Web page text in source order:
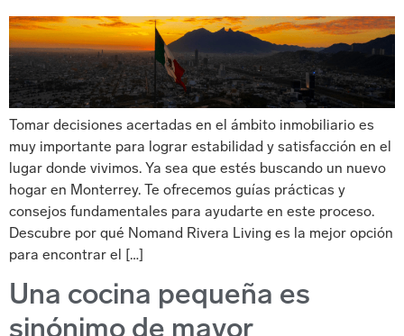
Tomar decisiones acertadas en el ámbito inmobiliario es
muy importante para lograr estabilidad y satisfacción en el
lugar donde vivimos. Ya sea que estés buscando un nuevo
hogar en Monterrey. Te ofrecemos guías prácticas y
consejos fundamentales para ayudarte en este proceso.
Descubre por qué Nomand Rivera Living es la mejor opción
para encontrar el […]
Una cocina pequeña es